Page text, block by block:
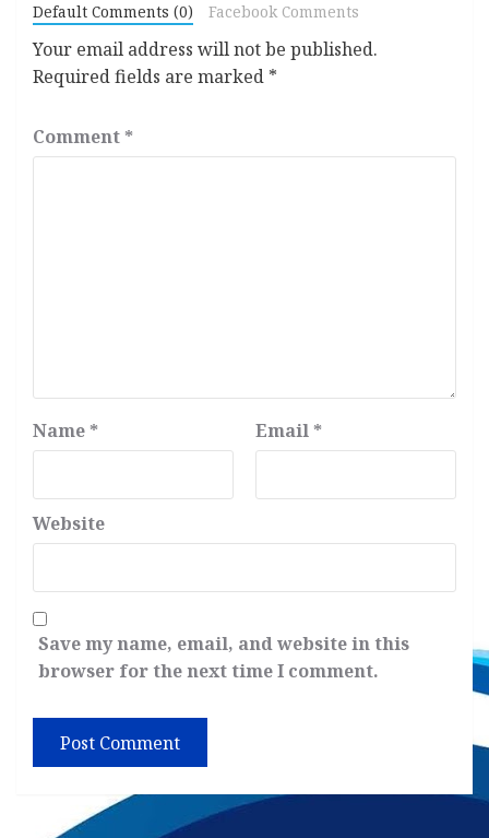
Default Comments (0) Facebook Comments
Your email address will not be published.
Required fields are marked *
Comment *
Name * Email *
Website
Save my name, email, and website in this
browser for the next time I comment.